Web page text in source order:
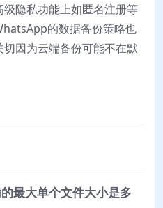
隐私功能上如匿名注册等
的数据备份策略也
因为云端备份可能不在默
最大单个文件大小是多